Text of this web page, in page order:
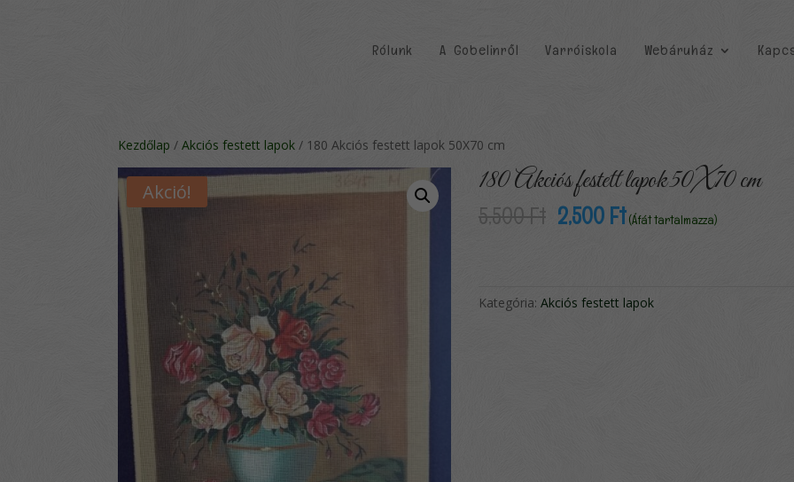
Rólunk A Gobelinről Varróiskola Webáruház
Kezdőlap / Akciós festett lapok/ 180 Akciós festett lapok 50X70 cm
Akció! 180 Akciós festett lapok 50X70 cm
5,500Ft Original
2,500 FtCurrent
price
(Áfát tartalmazza)
Kategória: Akciós festett lapok